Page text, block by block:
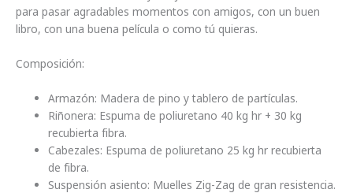
para pasar agradables momentos con amigos, con un buen
libro, con una buena película o como tú quieras.
Composición:
Armazón: Madera de pino y tablero de partículas.
Riñonera: Espuma de poliuretano 40 kg hr + 30 kg
recubierta fibra.
Cabezales: Espuma de poliuretano 25 kg hr recubierta
de fibra.
Suspensión asiento: Muelles Zig-Zag de gran resistencia.